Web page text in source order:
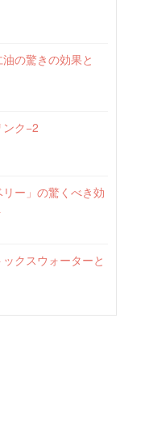
の驚きの効果と
ク−2
ー」の驚くべき効
クスウォーターと